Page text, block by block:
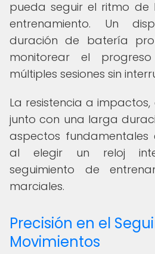
pueda seguir el ritmo de
entrenamiento. Un
duración de batería
monitorear el
múltiples sesiones sin
La resistencia a
junto con una larga
aspectos
al elegir un reloj
seguimiento de
marciales.
Precisión en el
Movimientos